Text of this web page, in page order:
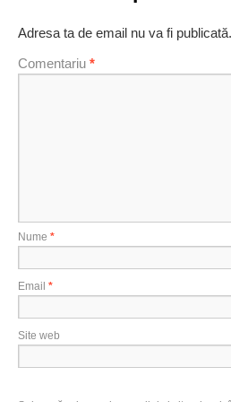
Adresa ta de email nu va fi publicată.
Comentariu *
Nume *
Email *
Site web